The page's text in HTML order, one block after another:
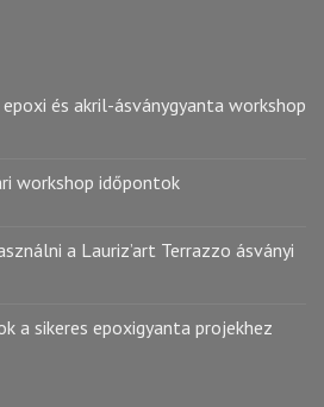
és akril-ásványgyanta workshop
workshop időpontok
a Lauriz’art Terrazzo ásványi
a sikeres epoxigyanta projekhez